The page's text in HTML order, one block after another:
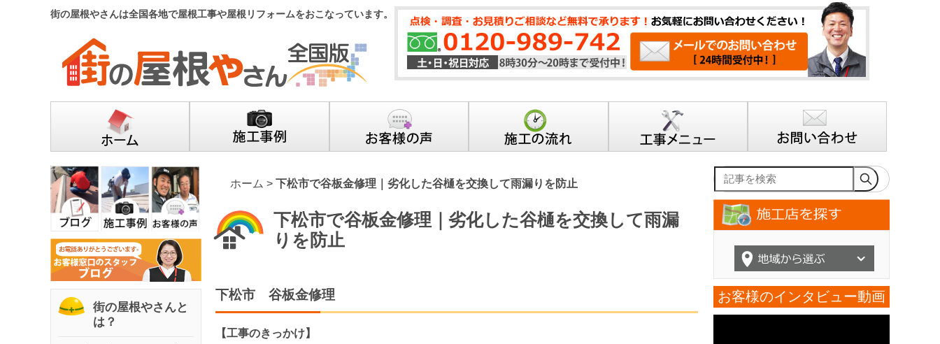
街の屋根やさんは全国各地で屋根工事や屋根リフォームをおこなっています。
街の屋根やさんと
は？
ホーム > 下松市で谷板金修理｜劣化した谷樋を交換して雨漏りを防止
下松市で谷板金修理｜劣化した谷樋を交換して雨漏
りを防止
下松市 谷板金修理
【工事のきっかけ】
記事を検索
お客様のインタビュー動画